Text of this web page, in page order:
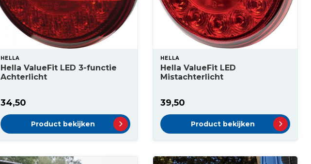
HELLA
Hella ValueFit LED 3-functie
Achterlicht
34,50
Product bekijken
HELLA
Hella ValueFit LED
Mistachterlicht
39,50
Product bekijken